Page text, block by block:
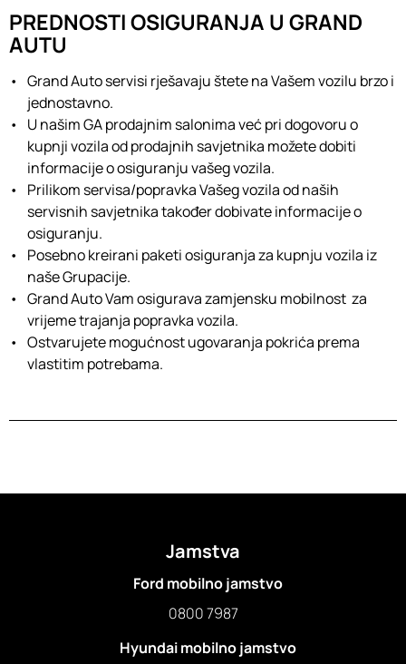
PREDNOSTI OSIGURANJA U GRAND
AUTU
Grand Auto servisi rješavaju štete na Vašem vozilu brzo i
jednostavno.
U našim GA prodajnim salonimaveć pri dogovoru o
kupnji vozila od prodajnih savjetnika možete dobiti
informacije o osiguranju vašeg vozila.
Prilikom servisa/popravka Vašeg vozila od naših
servisnih savjetnika također dobivate informacije o
osiguranju.
Posebno kreirani paketi osiguranja za kupnju vozila iz
naše Grupacije.
Grand Auto Vam osigurava zamjensku mobilnost za
vrijeme trajanja popravka vozila.
Ostvarujete mogućnost ugovaranja pokrića prema
vlastitim potrebama.
Jamstva
Ford mobilno jamstvo
0800 7987
Hyundai mobilno jamstvo